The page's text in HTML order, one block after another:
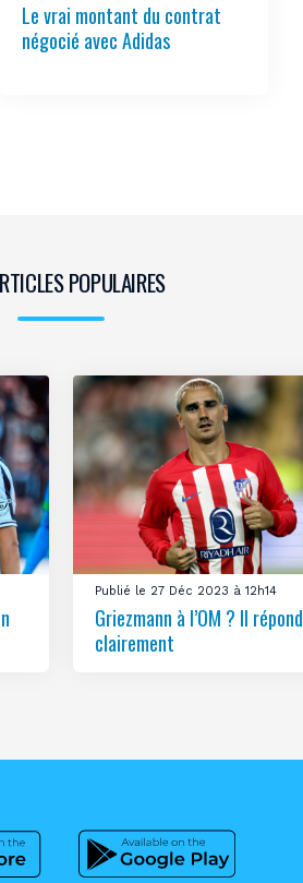
Le vrai montant du contrat
négocié avec Adidas
POPULAIRES
Publié le 27 Déc 2023 à 12h14
Griezmann à l’OM ? Il répond
clairement